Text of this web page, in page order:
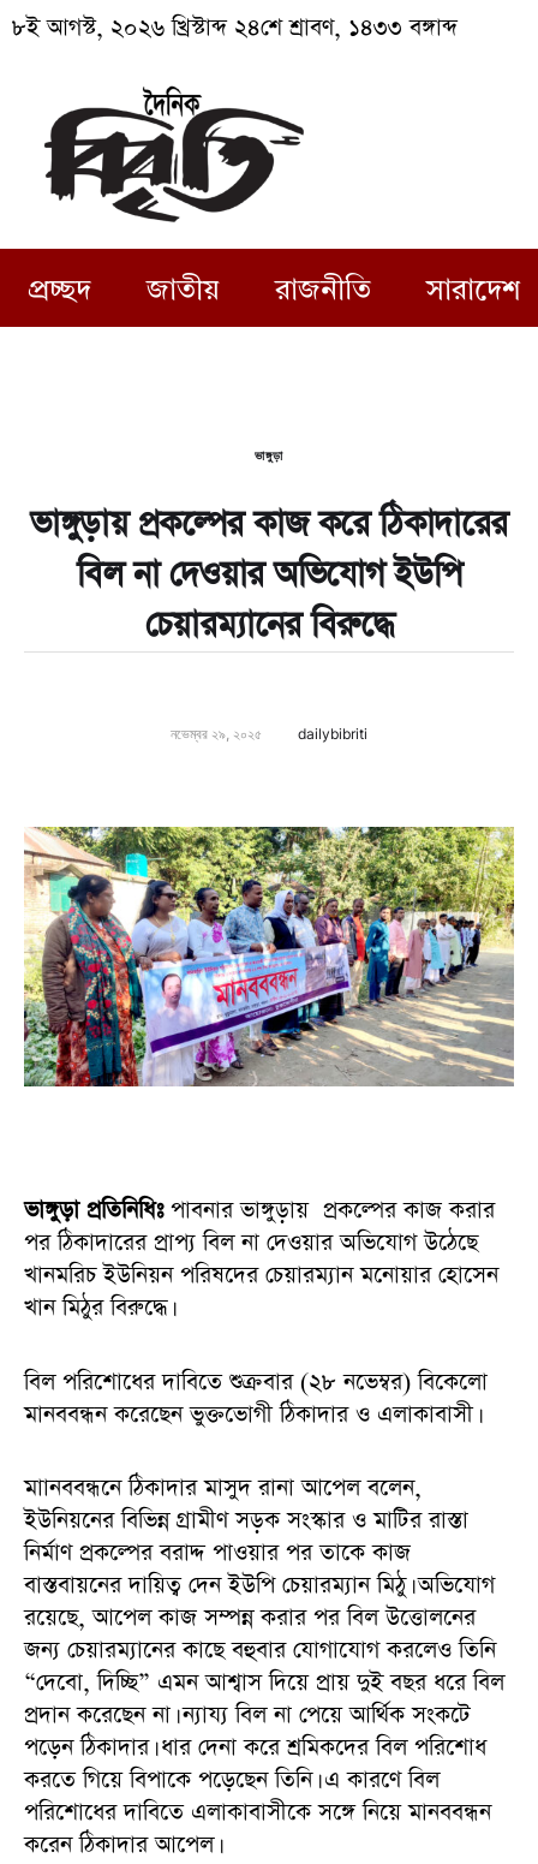
৮ই আগস্ট, ২০২৬ খ্রিস্টাব্দ ২৪শে শ্রাবণ, ১৪৩৩ বঙ্গাব্দ
প্রচ্ছদ জাতীয় রাজনীতি সারাদেশ
ভাঙ্গুড়া
ভাঙ্গুড়ায় প্রকল্পের কাজ করে ঠিকাদারের
বিল না দেওয়ার অভিযোগ ইউপি
চেয়ারম্যানের বিরুদ্ধে
নভেম্বর ২৯, ২০২৫ dailybibriti
ভাঙ্গুড়া প্রতিনিধিঃপাবনার ভাঙ্গুড়ায় প্রকল্পের কাজ করার
পর ঠিকাদারের প্রাপ্য বিল না দেওয়ার অভিযোগ উঠেছে
খানমরিচ ইউনিয়ন পরিষদের চেয়ারম্যান মনোয়ার হোসেন
খান মিঠুর বিরুদ্ধে।
বিল পরিশোধের দাবিতে শুক্রবার (২৮ নভেম্বর) বিকেলো
মানববন্ধন করেছেন ভুক্তভোগী ঠিকাদার ও এলাকাবাসী।
মাানববন্ধনে ঠিকাদার মাসুদ রানা আপেল বলেন,
ইউনিয়নের বিভিন্ন গ্রামীণ সড়ক সংস্কার ও মাটির রাস্তা
নির্মাণ প্রকল্পের বরাদ্দ পাওয়ার পর তাকে কাজ
বাস্তবায়নের দায়িত্ব দেন ইউপি চেয়ারম্যান মিঠু। অভিযোগ
রয়েছে, আপেল কাজ সম্পন্ন করার পর বিল উত্তোলনের
জন্য চেয়ারম্যানের কাছে বহুবার যোগাযোগ করলেও তিনি
“দেবো, দিচ্ছি” এমন আশ্বাস দিয়ে প্রায় দুই বছর ধরে বিল
প্রদান করেছেন না। ন্যায্য বিল না পেয়ে আর্থিক সংকটে
পড়েন ঠিকাদার। ধার দেনা করে শ্রমিকদের বিল পরিশোধ
করতে গিয়ে বিপাকে পড়েছেন তিনি। এ কারণে বিল
পরিশোধের দাবিতে এলাকাবাসীকে সঙ্গে নিয়ে মানববন্ধন
করেন ঠিকাদার আপেল।